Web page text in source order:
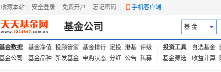
收藏本站 安全登录 免费开户 忘记密码 手机客户端
基金公司 基 金
金数据 基金净值 投顾管家 基金排行 定投 港基 评级
金公司
基金品种 新发基金 申购状态 分红 公告 私募
投资工具 自选基金
基金筛选
收益计算